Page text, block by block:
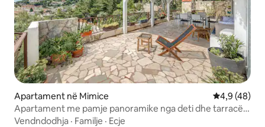
Apartament në Mimice Vlerësimi
4,9 (48)
Apartament me pamje panoramike nga deti dhe tarracë
të madhe
Vendndodhja · Familje · Ecje